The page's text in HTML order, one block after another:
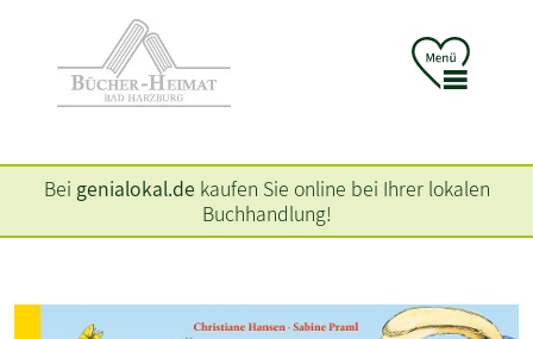
Bei genialokal.de kaufen Sie online bei Ihrer lokalen
Buchhandlung!